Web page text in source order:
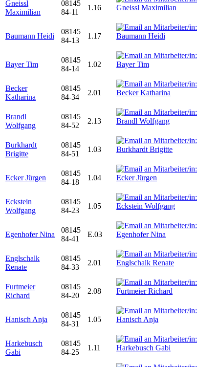
Gneissl
Maximilian
08145
84-11
1.16
Baumann Heidi
08145
84-13
1.17
Bayer Tim
08145
84-14
1.02
Becker
Katharina
08145
84-34
2.01
Brandl
Wolfgang
08145
84-52
2.13
Burkhardt
Brigitte
08145
84-51
1.03
Ecker Jürgen
08145
84-18
1.04
Eckstein
Wolfgang
08145
84-23
1.05
Egenhofer Nina
08145
84-41
E.03
Englschalk
Renate
08145
84-33
2.01
Furtmeier
Richard
08145
84-20
2.08
Hanisch Anja
08145
84-31
1.05
Harkebusch
Gabi
08145
84-25
1.11